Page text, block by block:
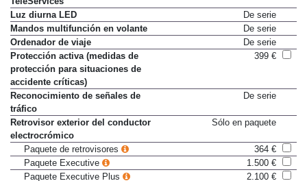
TeleServices
Luz diurna LED
De serie
Mandos multifunción en volante
De serie
Ordenador de viaje
De serie
Protección activa (medidas de
protección para situaciones de
accidente críticas)
Reconocimiento de señales de
tráfico
Retrovisor exterior del conductor
electrocrómico
Paquete de retrovisores
364 €
Paquete Executive
1.500 €